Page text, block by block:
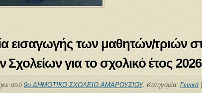
εισαγωγής των μαθητών/τριών
για το σχολικό έτος
από 9ο ΔΗΜΟΤΙΚΟ ΣΧΟΛΕΙΟ ΑΜΑΡΟΥΣΙΟΥ. Κατηγορία: Γενικά|